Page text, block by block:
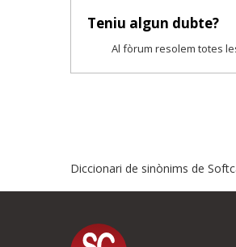
Teniu algun dubte?
Al fòrum resolem totes
Proposeu-nos
Diccionari de sinònims de